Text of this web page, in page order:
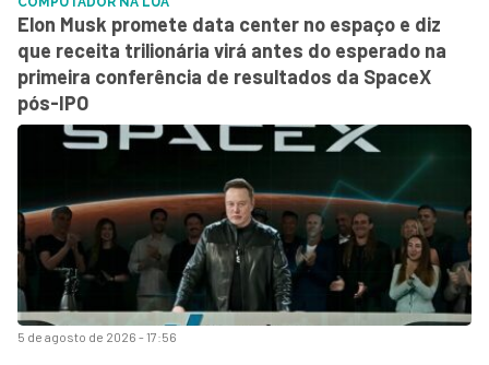
5 de agosto de 2026 - 17:56
Elon Musk promete data center no espaço e diz
que receita trilionária virá antes do esperado na
primeira conferência de resultados da SpaceX
pós-IPO